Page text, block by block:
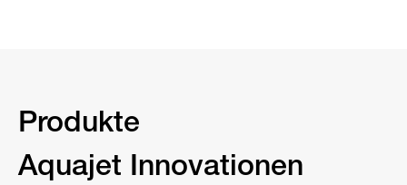
Produkte
Aquajet Innovationen